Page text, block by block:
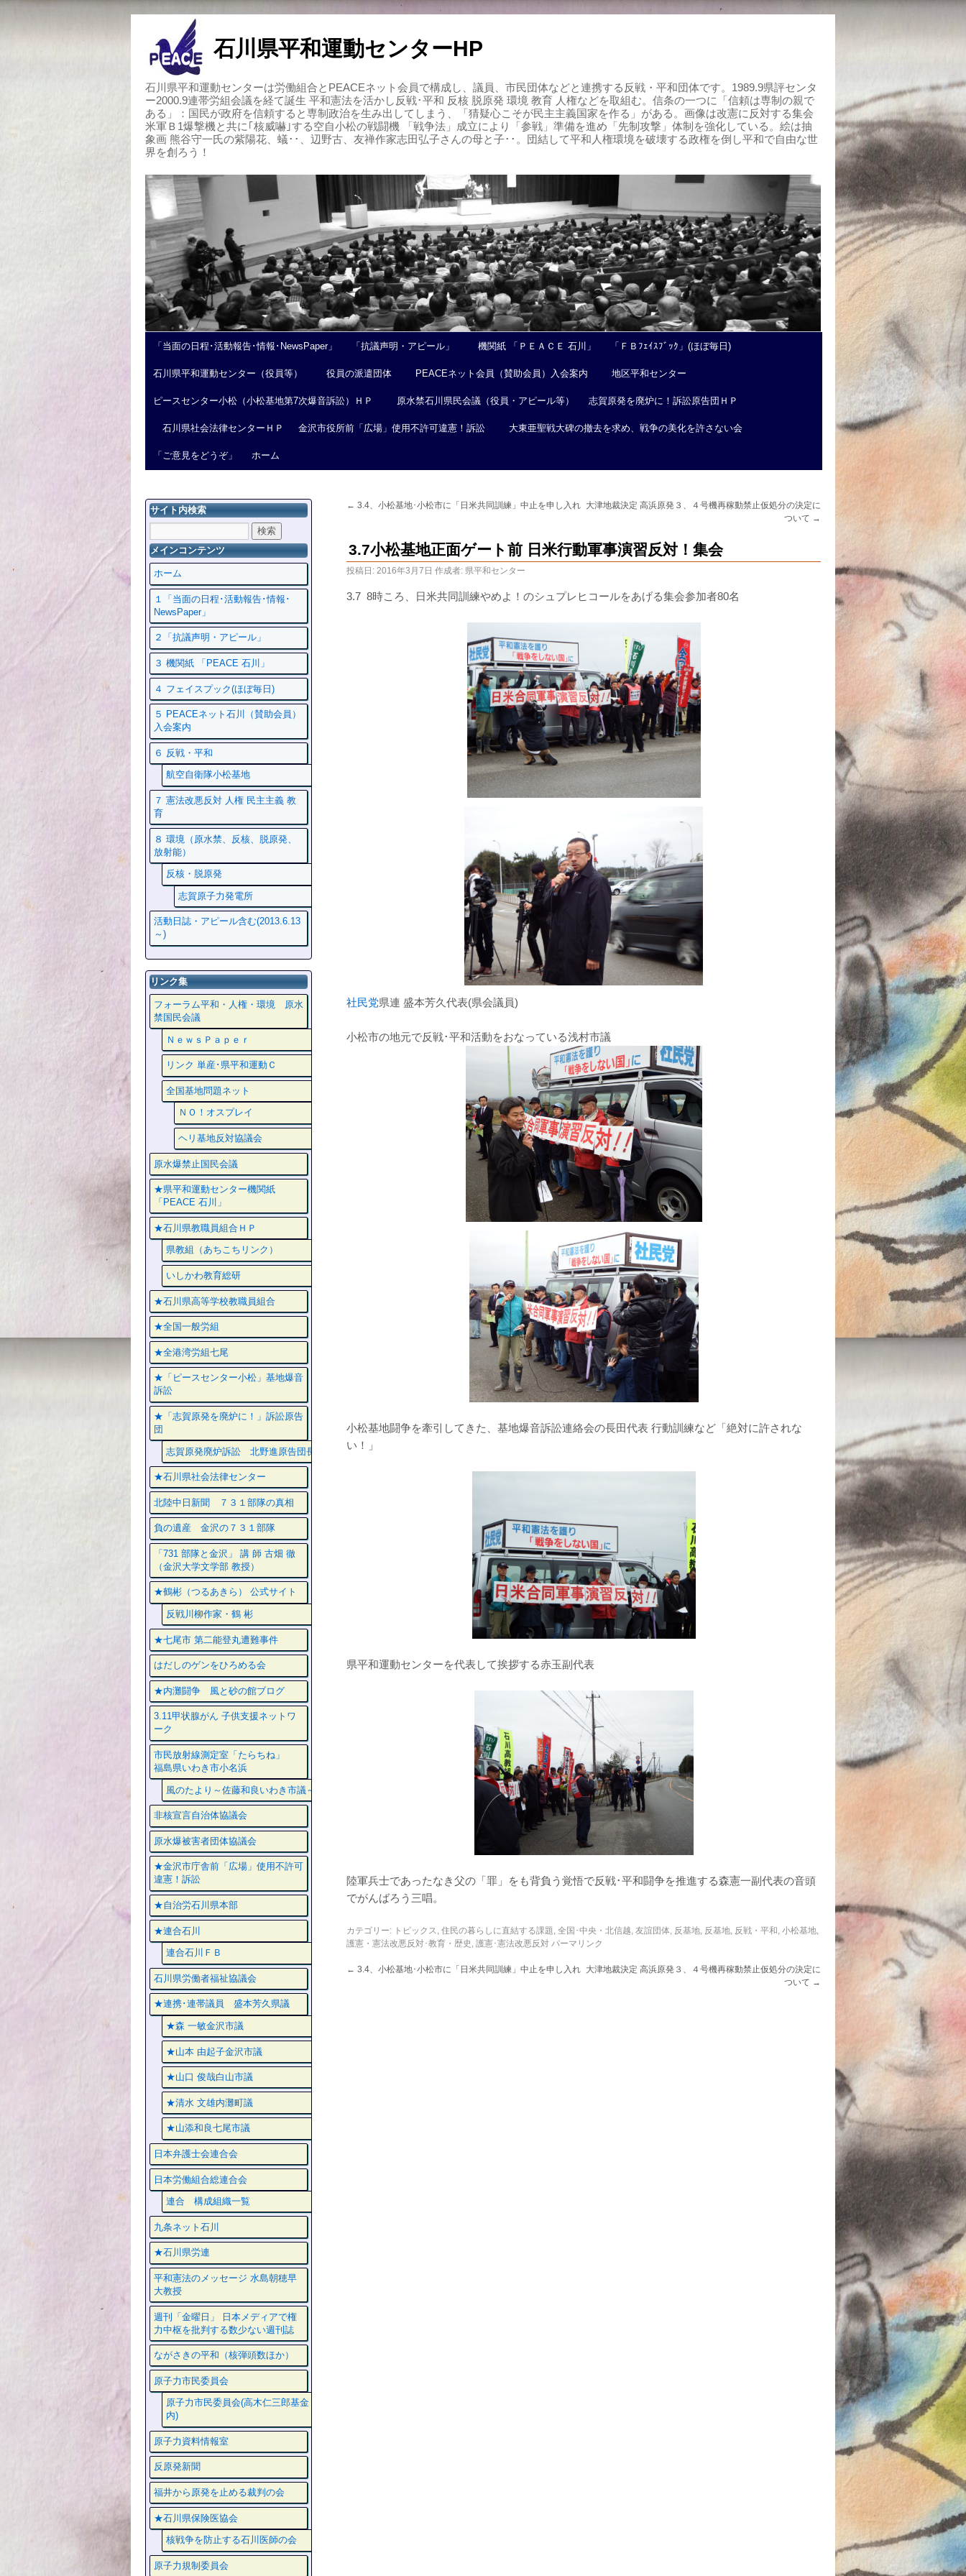
石川県平和運動センターHP
石川県平和運動センターは労働組合とPEACEネット会員で構成し、議員、市民団体などと連携する反戦・平和団体です。1989.9県評センタ
ー2000.9連帯労組会議を経て誕生 平和憲法を活かし反戦･平和 反核 脱原発 環境 教育 人権などを取組む。信条の一つに「信頼は専制の親で
ある」：国民が政府を信頼すると専制政治を生み出してしまう、「猜疑心こそが民主主義国家を作る」がある。画像は改憲に反対する集会
米軍Ｂ1爆撃機と共に｢核威嚇｣する空自小松の戦闘機 「戦争法」成立により「参戦」準備を進め「先制攻撃」体制を強化している。絵は抽
象画 熊谷守一氏の紫陽花、蟻･･、辺野古、友禅作家志田弘子さんの母と子･･。団結して平和人権環境を破壊する政権を倒し平和で自由な世
界を創ろう！
「当面の日程･活動報告･情報･NewsPaper」 「抗議声明・アピール」 機関紙 「ＰＥＡＣＥ 石川」 「ＦＢﾌｪｲｽﾌﾞｯｸ」(ほぼ毎日)
石川県平和運動センター（役員等） 役員の派遣団体 PEACEネット会員（賛助会員）入会案内 地区平和センター
ピースセンター小松（小松基地第7次爆音訴訟）ＨＰ 原水禁石川県民会議（役員・アピール等） 志賀原発を廃炉に！訴訟原告団ＨＰ
石川県社会法律センターＨＰ 金沢市役所前「広場」使用不許可違憲！訴訟 大東亜聖戦大碑の撤去を求め、戦争の美化を許さない会
「ご意見をどうぞ」 ホーム
← 3.4、小松基地･小松市に「日米共同訓練」中止を申し入れ 大津地裁決定 高浜原発３、４号機再稼動禁止仮処分の決定に
ついて →
3.7小松基地正面ゲート前 日米行動軍事演習反対！集会
投稿日: 2016年3月7日 作成者: 県平和センター
3.7 8時ころ、日米共同訓練やめよ！のシュプレヒコールをあげる集会参加者80名
社民党県連 盛本芳久代表(県会議員)
小松市の地元で反戦･平和活動をおなっている浅村市議
小松基地闘争を牽引してきた、基地爆音訴訟連絡会の長田代表 行動訓練など「絶対に許されな
い！」
県平和運動センターを代表して挨拶する赤玉副代表
陸軍兵士であったなき父の「罪」をも背負う覚悟で反戦･平和闘争を推進する森憲一副代表の音頭
でがんばろう三唱。
カテゴリー: トピックス, 住民の暮らしに直結する課題, 全国･中央・北信越, 友誼団体, 反基地, 反基地, 反戦・平和, 小松基地,
護憲・憲法改悪反対･教育・歴史 , 護憲･憲法改悪反対 パーマリンク
← 3.4、小松基地･小松市に「日米共同訓練」中止を申し入れ 大津地裁決定 高浜原発３、４号機再稼動禁止仮処分の決定に
ついて →
サイト内検索
メインコンテンツ
ホーム
１「当面の日程･活動報告･情報･
NewsPaper」
２「抗議声明・アピール」
３ 機関紙 「PEACE 石川」
４ フェイスプック(ほぼ毎日)
５ PEACEネット石川（賛助会員）
入会案内
６ 反戦・平和
航空自衛隊小松基地
７ 憲法改悪反対 人権 民主主義 教
育
８ 環境（原水禁、反核、脱原発、
放射能）
反核・脱原発
志賀原子力発電所
活動日誌・アピール含む(2013.6.13
～)
リンク集
フォーラム平和・人権・環境 原水
禁国民会議
ＮｅｗｓＰａｐｅｒ
リンク 単産･県平和運動Ｃ
全国基地問題ネット
ＮＯ！オスプレイ
ヘリ基地反対協議会
原水爆禁止国民会議
★県平和運動センター機関紙
「PEACE 石川」
★石川県教職員組合ＨＰ
県教組（あちこちリンク）
いしかわ教育総研
★石川県高等学校教職員組合
★全国一般労組
★全港湾労組七尾
★「ピースセンター小松」基地爆音
訴訟
★「志賀原発を廃炉に！」訴訟原告
団
志賀原発廃炉訴訟 北野進原告団長
★石川県社会法律センター
北陸中日新聞 ７３１部隊の真相
負の遺産 金沢の７３１部隊
「731 部隊と金沢」 講 師 古畑 徹
（金沢大学文学部 教授）
★鶴彬（つるあきら） 公式サイト
反戦川柳作家・鶴 彬
★七尾市 第二能登丸遭難事件
はだしのゲンをひろめる会
★内灘闘争 風と砂の館ブログ
3.11甲状腺がん 子供支援ネットワ
ーク
市民放射線測定室「たらちね」
福島県いわき市小名浜
風のたより～佐藤和良いわき市議～
非核宣言自治体協議会
原水爆被害者団体協議会
★金沢市庁舎前「広場」使用不許可
違憲！訴訟
★自治労石川県本部
★連合石川
連合石川ＦＢ
石川県労働者福祉協議会
★連携･連帯議員 盛本芳久県議
★森 一敏金沢市議
★山本 由起子金沢市議
★山口 俊哉白山市議
★清水 文雄内灘町議
★山添和良七尾市議
日本弁護士会連合会
日本労働組合総連合会
連合 構成組織一覧
九条ネット石川
★石川県労連
平和憲法のメッセージ 水島朝穂早
大教授
週刊「金曜日」 日本メディアで権
力中枢を批判する数少ない週刊誌
ながさきの平和（核弾頭数ほか）
原子力市民委員会
原子力市民委員会(高木仁三郎基金
内)
原子力資料情報室
反原発新聞
福井から原発を止める裁判の会
★石川県保険医協会
核戦争を防止する石川医師の会
原子力規制委員会